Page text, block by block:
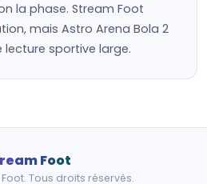
la phase. Stream Foot
mais Astro Arena Bola 2
lecture sportive large.
Foot
Tous droits réservés.